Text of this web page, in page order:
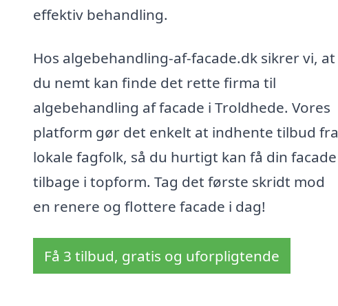
effektiv behandling.
Hos algebehandling-af-facade.dk sikrer vi, at
du nemt kan finde det rette firma til
algebehandling af facade i Troldhede. Vores
platform gør det enkelt at indhente tilbud fra
lokale fagfolk, så du hurtigt kan få din facade
tilbage i topform. Tag det første skridt mod
en renere og flottere facade i dag!
Få 3 tilbud, gratis og uforpligtende